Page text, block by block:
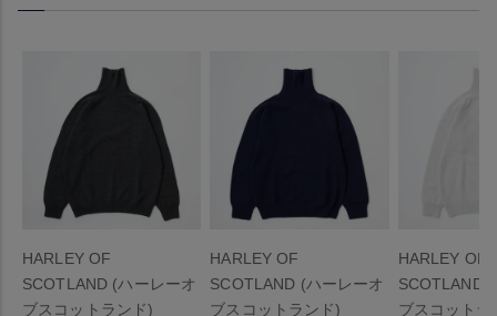
HARLEY OF
SCOTLAND (ハーレーオ
ブスコットランド)
HARLEY OF
SCOTLAND (ハーレーオ
ブスコットランド)
HARLEY OF
SCOTLAND
ブスコットラ